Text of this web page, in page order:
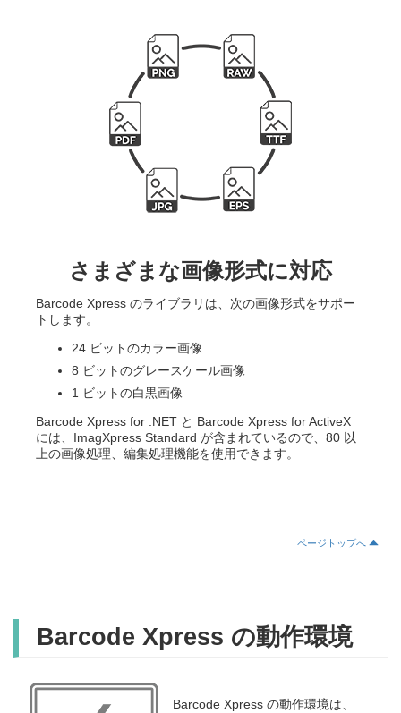
さまざまな画像形式に対応
Barcode Xpress のライブラリは、次の画像形式をサポー
トします。
24 ビットのカラー画像
8 ビットのグレースケール画像
1 ビットの白黒画像
Barcode Xpress for .NET と Barcode Xpress for ActiveX
には、ImagXpress Standard が含まれているので、80 以
上の画像処理、編集処理機能を使用できます。
ページトップへ
Barcode Xpress の動作環境
Barcode Xpress の動作環境は、